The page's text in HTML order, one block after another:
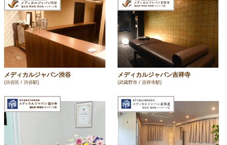
メディカルジャパン渋谷
(渋谷区 / 渋谷駅)
メディカルジャパン吉祥寺
(武蔵野市 / 吉祥寺駅)